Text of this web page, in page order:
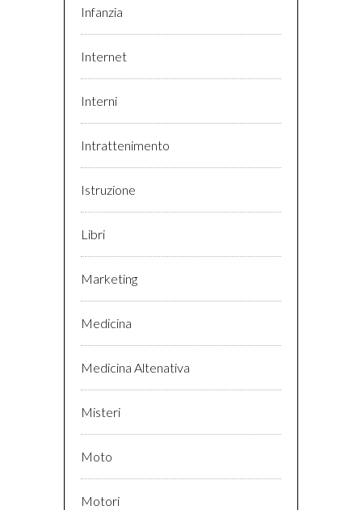
Infanzia
Internet
Interni
Intrattenimento
Istruzione
Libri
Marketing
Medicina
Medicina Altenativa
Misteri
Moto
Motori